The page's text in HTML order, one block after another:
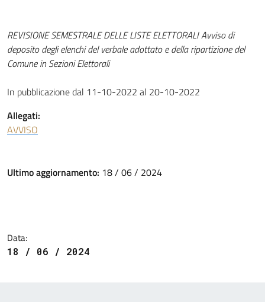
REVISIONE SEMESTRALE DELLE LISTE ELETTORALI Avviso di
deposito degli elenchi del verbale adottato e della ripartizione del
Comune in Sezioni Elettorali
In pubblicazione dal 11-10-2022 al 20-10-2022
Allegati:
AVVISO
Ultimo aggiornamento: 18 / 06 / 2024
Data:
18 / 06 / 2024